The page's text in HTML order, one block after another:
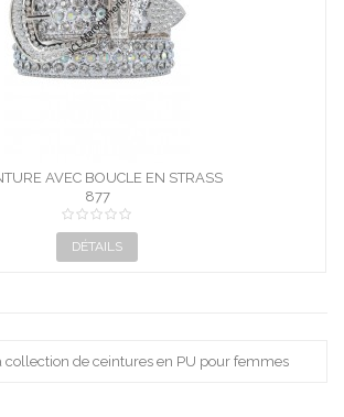
AVEC BOUCLE EN STRASS
877
DÉTAILS
collection de ceintures en PU pour femmes